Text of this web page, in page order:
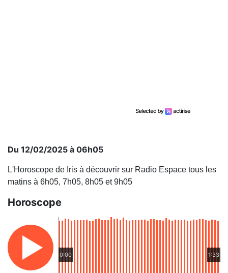
Du 12/02/2025 à 06h05
L'Horoscope de Iris à découvrir sur Radio Espace tous les
matins à 6h05, 7h05, 8h05 et 9h05
Horoscope
0:00 1:33